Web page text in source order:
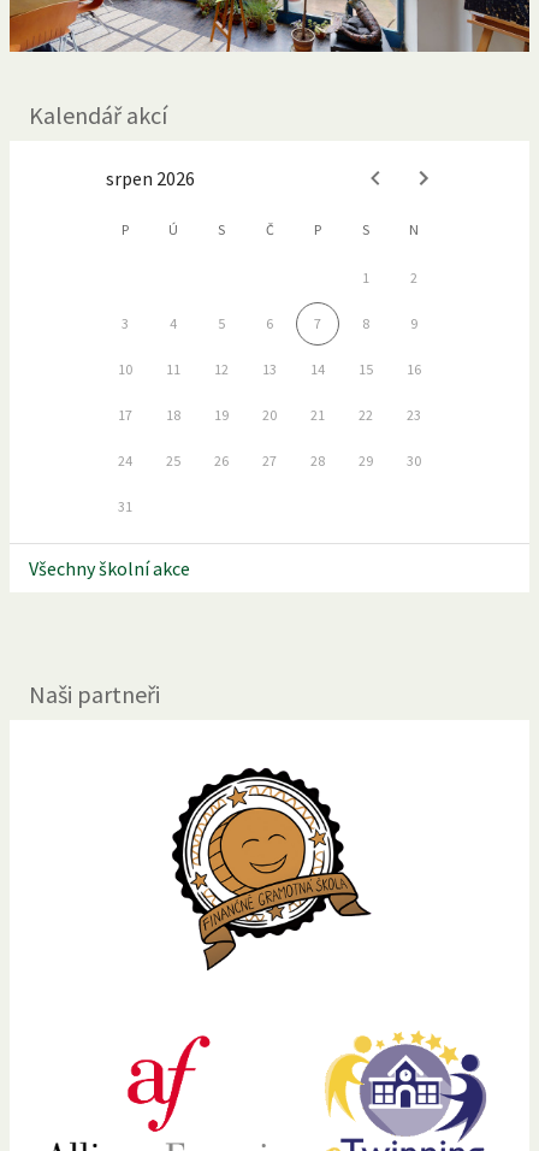
Kalendář akcí
srpen 2026
P Ú S Č P S N
1 2
3 4 5 6 7 8 9
10 11 12 13 14 15 16
17 18 19 20 21 22 23
24 25 26 27 28 29 30
31
Všechny školní akce
Naši partneři